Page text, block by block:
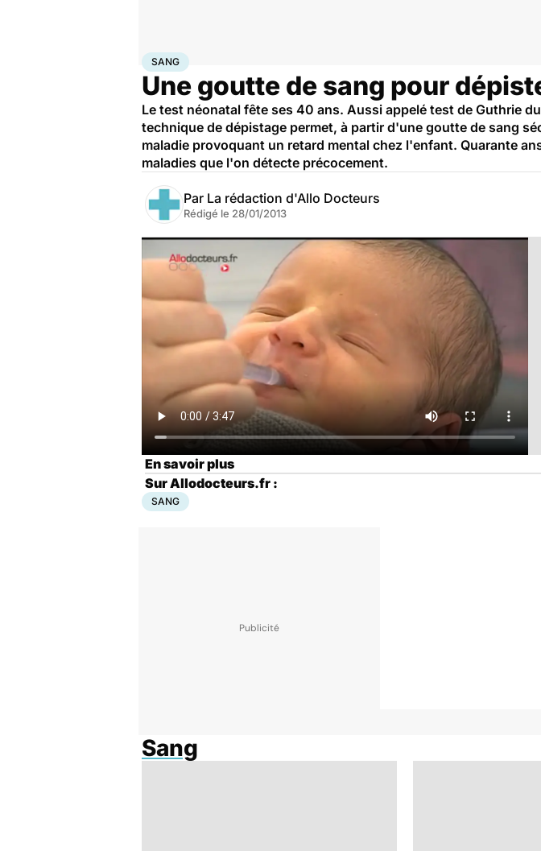
AccueilSanté
SANG
Une goutte de sang pour
Le test néonatal fête ses 40 ans. Aussi appelé test de Guthrie
technique de dépistage permet, à partir d'une goutte de sang
maladie provoquant un retard mental chez l'enfant. Quarante
maladies que l'on détecte précocement.
Par La rédaction d'Allo Docteurs
Rédigé le 28/01/2013
En savoir plus
Sur Allodocteurs.fr :
SANG
Sang